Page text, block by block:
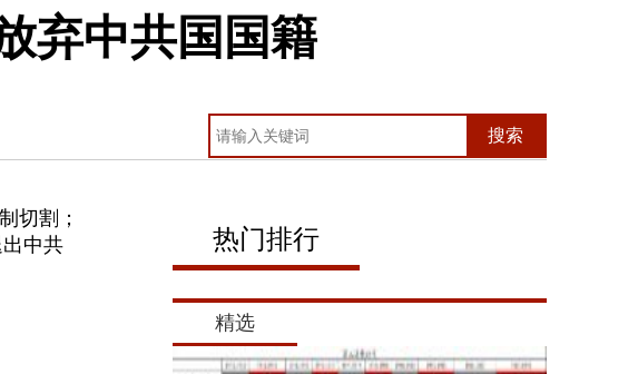
弃中共国国籍
搜索
切割；
中共
热门排行
精选